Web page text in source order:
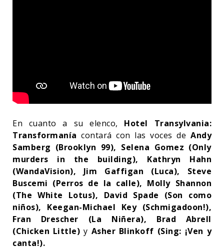
En cuanto a su elenco, Hotel Transylvania:
Transformanía contará con las voces de Andy
Samberg (Brooklyn 99), Selena Gomez (Only
murders in the building), Kathryn Hahn
(WandaVision), Jim Gaffigan (Luca), Steve
Buscemi (Perros de la calle), Molly Shannon
(The White Lotus), David Spade (Son como
niños), Keegan-Michael Key (Schmigadoon!),
Fran Drescher (La Niñera), Brad Abrell
(Chicken Little) y Asher Blinkoff (Sing: ¡Ven y
canta!).